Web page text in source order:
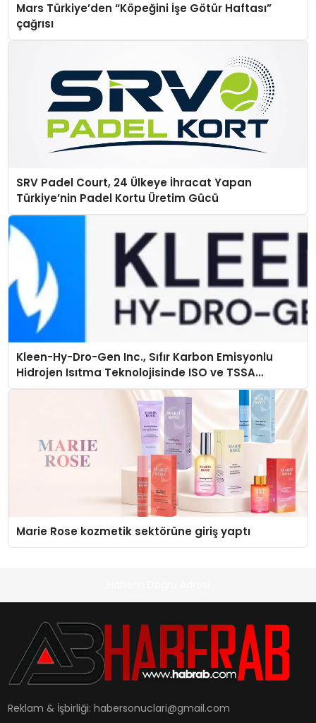
Mars Türkiye’den “Köpeğini İşe Götür Haftası”
çağrısı
SRV Padel Court, 24 Ülkeye İhracat Yapan
Türkiye’nin Padel Kortu Üretim Gücü
Kleen-Hy-Dro-Gen Inc., Sıfır Karbon Emisyonlu
Hidrojen Isıtma Teknolojisinde ISO ve TSSA
Düzenleyici Onaylarını Aldı
Marie Rose kozmetik sektörüne giriş yaptı
Reklam & İşbirliği:habersonuclari@gmail.com